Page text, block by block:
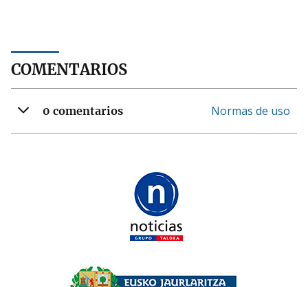
COMENTARIOS
0 comentarios Normas de uso